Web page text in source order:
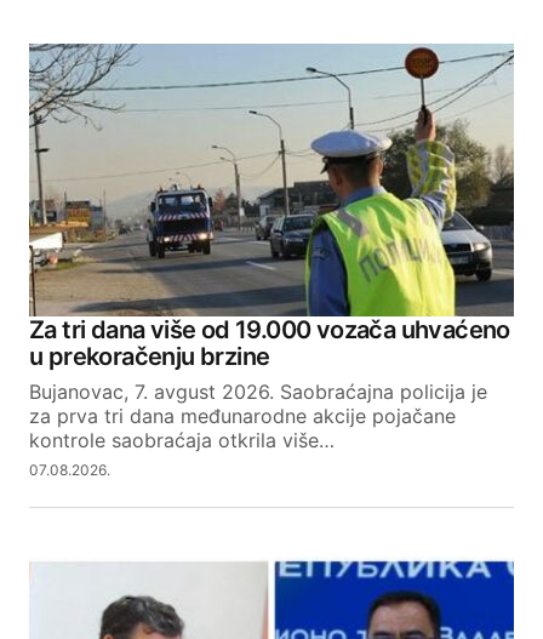
Za tri dana više od 19.000 vozača uhvaćeno
u prekoračenju brzine
Bujanovac, 7. avgust 2026. Saobraćajna policija je
za prva tri dana međunarodne akcije pojačane
kontrole saobraćaja otkrila više…
07.08.2026.